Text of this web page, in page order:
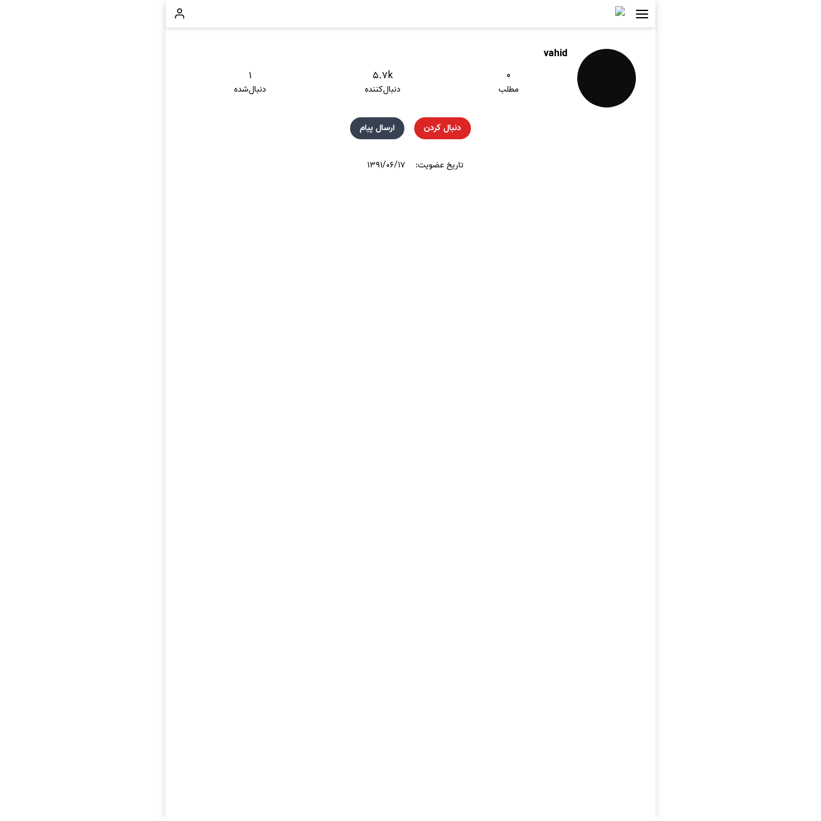
vahid
۰
مطلب
۵.۷k
دنبال‌کننده
۱
دنبال‌شده
دنبال کردن ارسال پیام
تاریخ عضویت: ۱۳۹۱/۰۶/۱۷